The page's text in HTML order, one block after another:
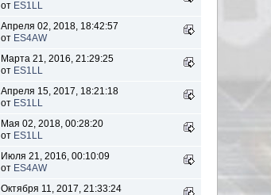
от ES1LL
Апреля 02, 2018, 18:42:57
от ES4AW
Марта 21, 2016, 21:29:25
от ES1LL
Апреля 15, 2017, 18:21:18
от ES1LL
Мая 02, 2018, 00:28:20
от ES1LL
Июля 21, 2016, 00:10:09
от ES4AW
Октября 11, 2017, 21:33:24